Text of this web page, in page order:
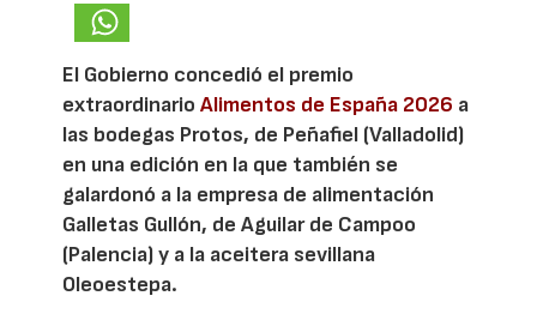
El Gobierno concedió el premio
extraordinarioAlimentos de España 2026 a
las bodegas Protos, de Peñafiel (Valladolid)
en una edición en la que también se
galardonó a la empresa de alimentación
Galletas Gullón, de Aguilar de Campoo
(Palencia) y a la aceitera sevillana
Oleoestepa.